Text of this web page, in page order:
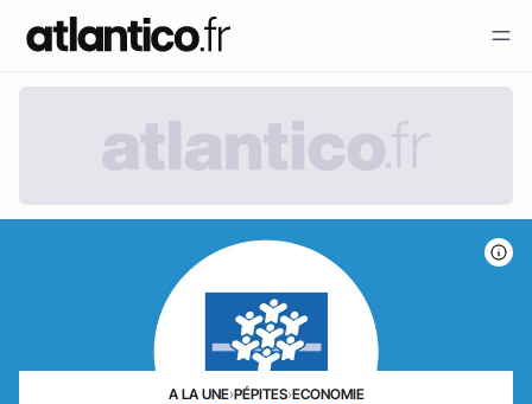
A LA UNE›PÉPITES›ECONOMIE